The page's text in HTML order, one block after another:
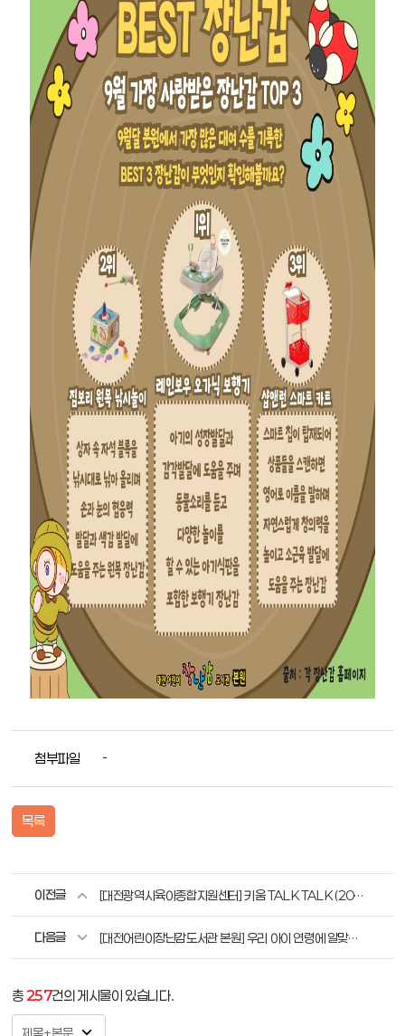
첨부파일 -
목록
이전글 [대전광역시육아종합지원센터] 키움 TALK TALK (2022년 10월)
다음글 [대전어린이장난감도서관 본원] 우리 아이 연령에 알맞은 장난감은 무엇이 있을까요? (36개월 이상)
총257건의 게시물이 있습니다.